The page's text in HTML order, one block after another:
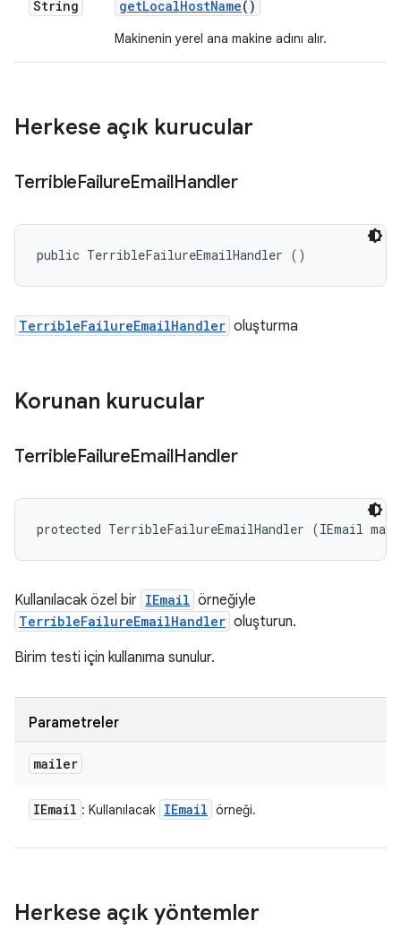
String getLocalHostName()
Makinenin yerel ana makine adını alır.
Herkese açık kurucular
TerribleFailureEmailHandler
public TerribleFailureEmailHandler ()
TerribleFailureEmailHandler oluşturma
Korunan kurucular
TerribleFailureEmailHandler
protected TerribleFailureEmailHandler (IEmail
Kullanılacak özel bir IEmail örneğiyle
TerribleFailureEmailHandler oluşturun.
Birim testi için kullanıma sunulur.
Parametreler
mailer
IEmail : Kullanılacak IEmail örneği.
Herkese açık yöntemler